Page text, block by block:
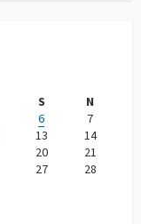
S
N
6
7
13
14
20
21
27
28